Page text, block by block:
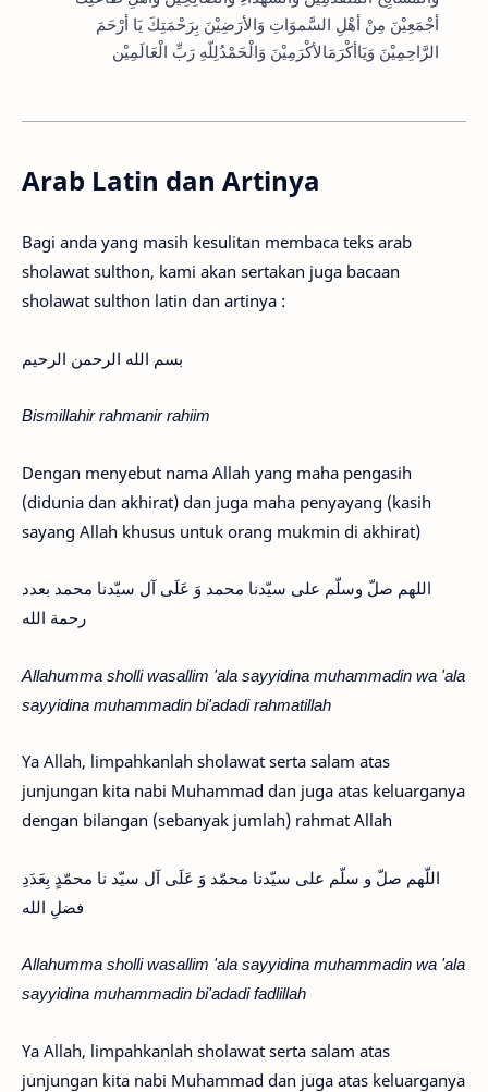
أجْمَعِيْنَ مِنْ أهْلِ السَّموَاتِ وَالأرَضِيْنَ بِرَحْمَتِكَ يَا أرْحَمَ
الرَّاحِمِيْنَ وَيَاأكْرَمَالأ­كْرَمِيْنَ وَالْحَمْدُلِلّ­هِ رَبِّ الْعَالَمِيْن
Arab Latin dan Artinya
Bagi anda yang masih kesulitan membaca teks arab
sholawat sulthon, kami akan sertakan juga bacaan
sholawat sulthon latin dan artinya :
بسم الله الرحمن الرحيم
Bismillahir rahmanir rahiim
Dengan menyebut nama Allah yang maha pengasih
(didunia dan akhirat) dan juga maha penyayang (kasih
sayang Allah khusus untuk orang mukmin di akhirat)
اللهم صلّ وسلّم على سيّدنا محمد وَ عَلَى آل سيّدنا محمد بعدد
رحمة الله
Allahumma sholli wasallim 'ala sayyidina muhammadin wa 'ala
sayyidina muhammadin bi'adadi rahmatillah
Ya Allah, limpahkanlah sholawat serta salam atas
junjungan kita nabi Muhammad dan juga atas keluarganya
dengan bilangan (sebanyak jumlah) rahmat Allah
اللّهم صلّ و سلّم على سيّدنا محمّد وَ عَلَى آل سيّد نا محمّدٍ بِعَدَدِ
فضلِ الله
Allahumma sholli wasallim 'ala sayyidina muhammadin wa 'ala
sayyidina muhammadin bi'adadi fadlillah
Ya Allah, limpahkanlah sholawat serta salam atas
junjungan kita nabi Muhammad dan juga atas keluarganya